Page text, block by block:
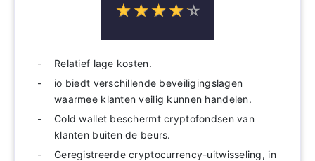
☆☆☆☆☆
★★★★★
Relatief lage kosten.
io biedt verschillende beveiligingslagen
waarmee klanten veilig kunnen handelen.
Cold wallet beschermt cryptofondsen van
klanten buiten de beurs.
Geregistreerde cryptocurrency-uitwisseling, in